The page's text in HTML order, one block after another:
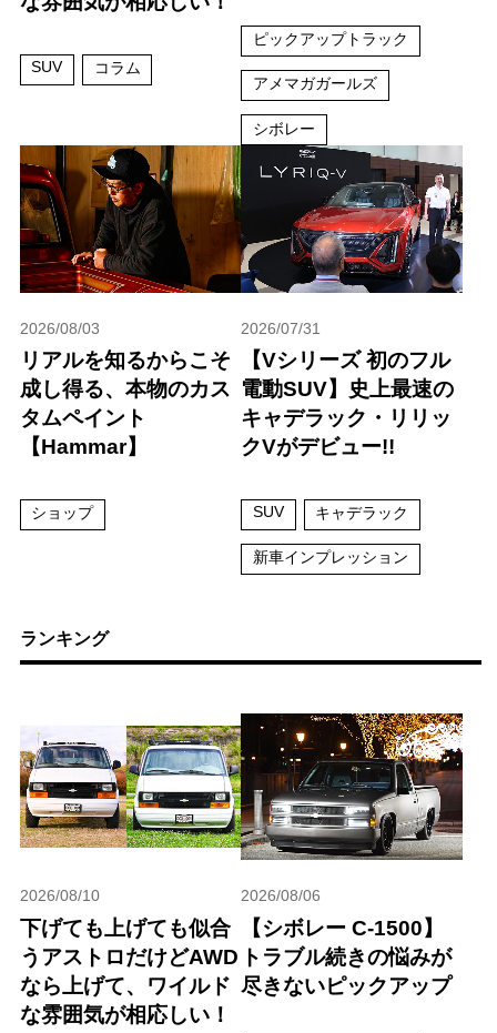
SUV コラム
ピックアップトラック
アメマガガールズ
シボレー
2026/08/03
リアルを知るからこそ
成し得る、本物のカス
タムペイント
【Hammar】
ショップ
2026/07/31
【Vシリーズ 初のフル
電動SUV】史上最速の
キャデラック・リリッ
クVがデビュー!!
SUV キャデラック
新車インプレッション
ランキング
2026/08/10
下げても上げても似合
うアストロだけどAWD
なら上げて、ワイルド
な雰囲気が相応しい！
2026/08/06
【シボレー C-1500】
トラブル続きの悩みが
尽きないピックアップ